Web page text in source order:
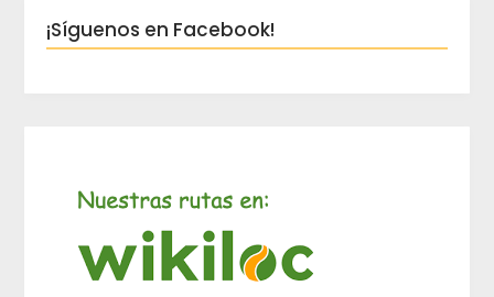
¡Síguenos en Facebook!